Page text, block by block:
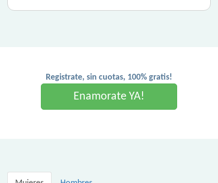
Registrate, sin cuotas, 100% gratis!
Enamorate YA!